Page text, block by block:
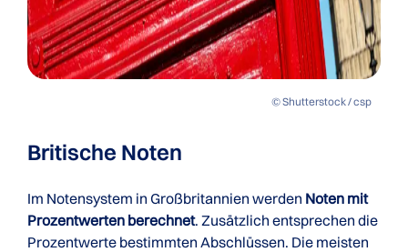
© Shutterstock / csp
Britische Noten
Im Notensystem in Großbritannien werden Noten mit
Prozentwerten berechnet. Zusätzlich entsprechen die
Prozentwerte bestimmten Abschlüssen. Die meisten